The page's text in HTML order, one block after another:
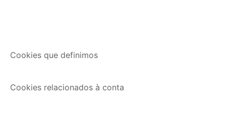
Cookies que definimos
Cookies relacionados à conta